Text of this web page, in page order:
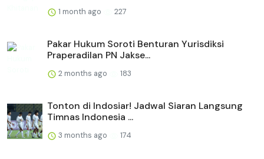
1 month ago 227
Pakar Hukum Soroti Benturan Yurisdiksi
Praperadilan PN Jakse...
2 months ago 183
Tonton di Indosiar! Jadwal Siaran Langsung
Timnas Indonesia ...
3 months ago 174